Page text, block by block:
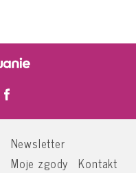
Newsletter
Moje zgody Kontakt